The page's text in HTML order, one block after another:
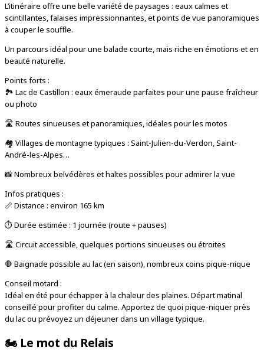
L’itinéraire offre une belle variété de paysages : eaux calmes et
scintillantes, falaises impressionnantes, et points de vue panoramiques
à couper le souffle.
Un parcours idéal pour une balade courte, mais riche en émotions et en
beauté naturelle.
Points forts :
🏞️ Lac de Castillon : eaux émeraude parfaites pour une pause fraîcheur
ou photo
🛣️ Routes sinueuses et panoramiques, idéales pour les motos
🏘️ Villages de montagne typiques : Saint-Julien-du-Verdon, Saint-
André-les-Alpes…
📸 Nombreux belvédères et haltes possibles pour admirer la vue
Infos pratiques :
📏 Distance : environ 165 km
⏱️ Durée estimée : 1 journée (route + pauses)
🛣️ Circuit accessible, quelques portions sinueuses ou étroites
🛑 Baignade possible au lac (en saison), nombreux coins pique-nique
Conseil motard :
Idéal en été pour échapper à la chaleur des plaines. Départ matinal
conseillé pour profiter du calme. Apportez de quoi pique-niquer près
du lac ou prévoyez un déjeuner dans un village typique.
🏍️Le mot du Relais